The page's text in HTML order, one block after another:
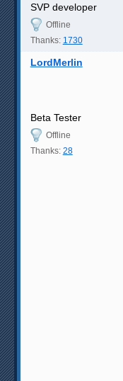
SVP developer
Offline
Thanks: 1730
LordMerlin
Beta Tester
Offline
Thanks: 28